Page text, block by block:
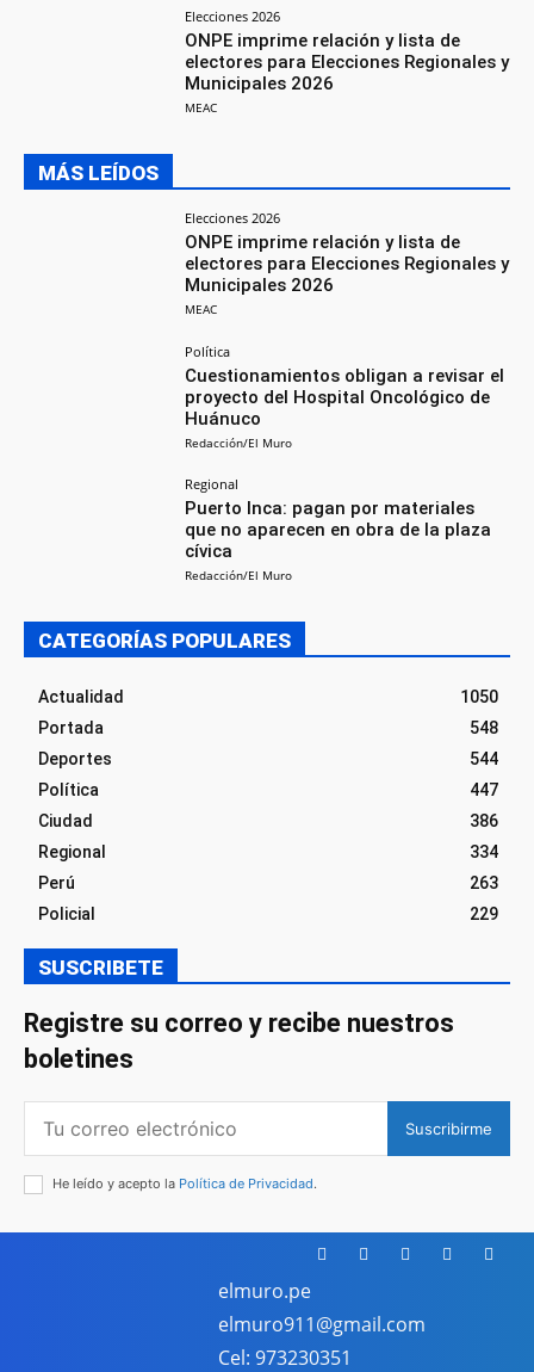
Elecciones 2026
ONPE imprime relación y lista de
electores para Elecciones Regionales y
Municipales 2026
MEAC
MÁS LEÍDOS
Elecciones 2026
ONPE imprime relación y lista de
electores para Elecciones Regionales y
Municipales 2026
MEAC
Política
Cuestionamientos obligan a revisar el
proyecto del Hospital Oncológico de
Huánuco
Redacción/El Muro
Regional
Puerto Inca: pagan por materiales
que no aparecen en obra de la plaza
cívica
Redacción/El Muro
CATEGORÍAS POPULARES
Actualidad
1050
Portada
548
Deportes
544
Política
447
Ciudad
386
Regional
334
Perú
263
Policial
229
SUSCRIBETE
Registre su correo y recibe nuestros
boletines
Suscribirme
He leído y acepto la Política de Privacidad.
elmuro.pe
elmuro911@gmail.com
Cel: 973230351